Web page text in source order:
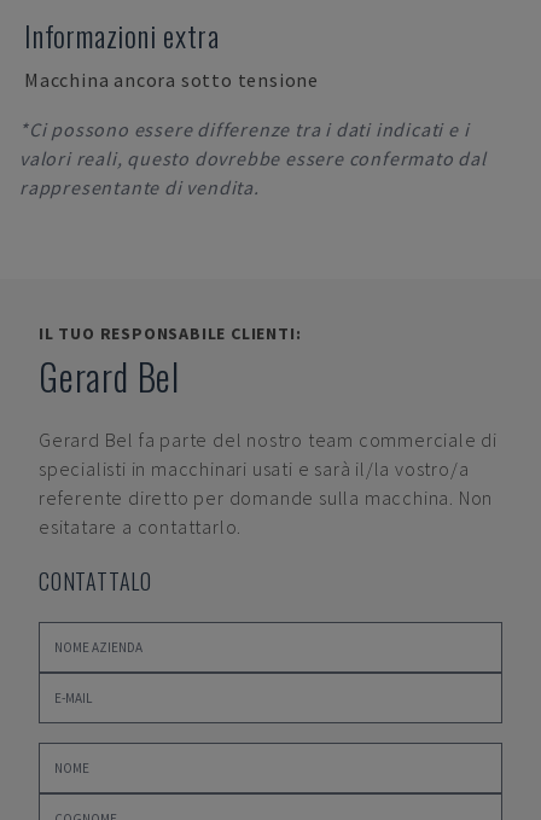
Informazioni extra
Macchina ancora sotto tensione
*Ci possono essere differenze tra i dati indicati e i
valori reali, questo dovrebbe essere confermato dal
rappresentante di vendita.
IL TUO RESPONSABILE CLIENTI:
Gerard Bel
Gerard Bel fa parte del nostro team commerciale di
specialisti in macchinari usati e sarà il/la vostro/a
referente diretto per domande sulla macchina. Non
esitatare a contattarlo.
CONTATTALO